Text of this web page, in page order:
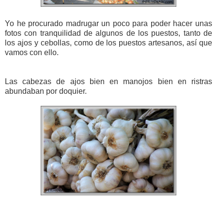
Yo he procurado madrugar un poco para poder hacer unas
fotos con tranquilidad de algunos de los puestos, tanto de
los ajos y cebollas, como de los puestos artesanos, así que
vamos con ello.
Las cabezas de ajos bien en manojos bien en ristras
abundaban por doquier.